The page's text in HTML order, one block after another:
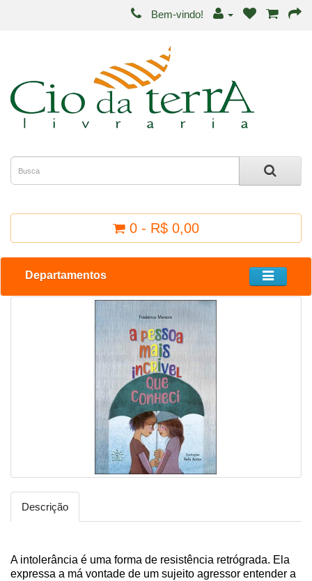
Bem-vindo!
0 - R$ 0,00
Departamentos
Descrição
A intolerância é uma forma de resistência retrógrada. Ela
expressa a má vontade de um sujeito agressor entender a